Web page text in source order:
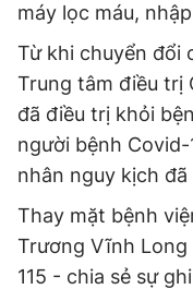
máy lọc máu,
Từ khi chuyển đổi
Trung tâm điều trị
đã điều trị khỏi
người bệnh
nhân nguy kịch
Thay mặt bệnh
Trương Vĩnh Long
115 - chia sẻ sự